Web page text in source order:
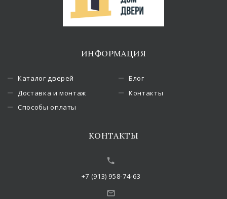
ИНФОРМАЦИЯ
Каталог дверей
Доставка и монтаж
Способы оплаты
Блог
Контакты
КОНТАКТЫ
+7 (913) 958-74-63